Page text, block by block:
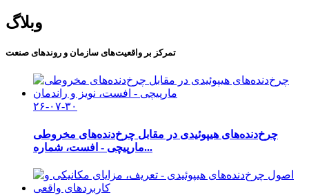
وبلاگ
تمرکز بر واقعیت‌های سازمان و روندهای صنعت
۲۶-۰۷-۳۰
چرخ‌دنده‌های هیپوئیدی در مقابل چرخ‌دنده‌های مخروطی
مارپیچی - افست، شماره...